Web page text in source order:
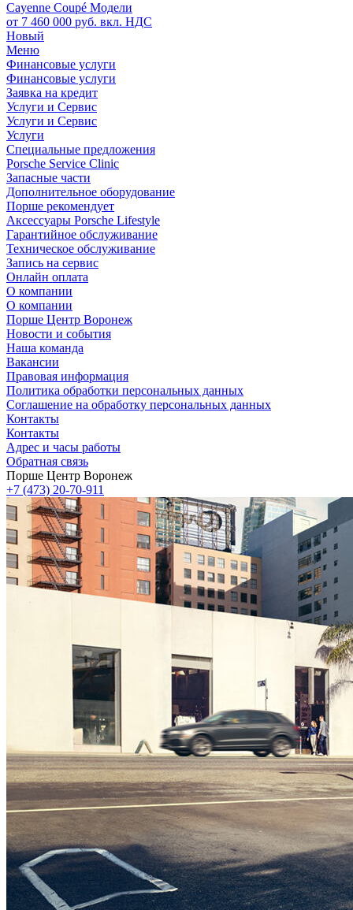
Cayenne Coupé Модели
от 7 460 000 руб. вкл. НДС
Новый
Меню
Финансовые услуги
Финансовые услуги
Заявка на кредит
Услуги и Сервис
Услуги и Сервис
Услуги
Специальные предложения
Porsche Service Clinic
Запасные части
Дополнительное оборудование
Порше рекомендует
Аксессуары Porsche Lifestyle
Гарантийное обслуживание
Техническое обслуживание
Запись на сервис
Онлайн оплата
О компании
О компании
Порше Центр Воронеж
Новости и события
Наша команда
Вакансии
Правовая информация
Политика обработки персональных данных
Соглашение на обработку персональных данных
Контакты
Контакты
Адрес и часы работы
Обратная связь
Порше Центр Воронеж
+7 (473) 20-70-911